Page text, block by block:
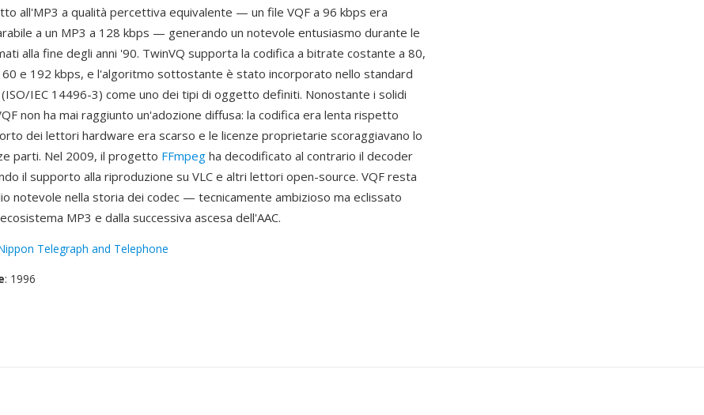
all'MP3 a qualità percettiva equivalente — un file VQF a 96 kbps era
a un MP3 a 128 kbps — generando un notevole entusiasmo durante le
alla fine degli anni '90. TwinVQ supporta la codifica a bitrate costante a 80,
e 192 kbps, e l'algoritmo sottostante è stato incorporato nello standard
(ISO/IEC 14496-3) come uno dei tipi di oggetto definiti. Nonostante i solidi
non ha mai raggiunto un'adozione diffusa: la codifica era lenta rispetto
dei lettori hardware era scarso e le licenze proprietarie scoraggiavano lo
parti. Nel 2009, il progetto FFmpeg ha decodificato al contrario il decoder
il supporto alla riproduzione su VLC e altri lettori open-source. VQF resta
notevole nella storia dei codec — tecnicamente ambizioso ma eclissato
MP3 e dalla successiva ascesa dell'AAC.
Telegraph and Telephone
: 1996